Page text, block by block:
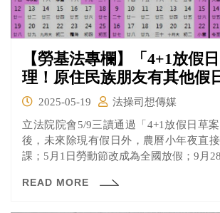
【勞基法專欄】「4+1放假
理！原住民族朋友有其他假
2025-05-19
法操司想傳媒
立法院院會5/9三讀通過「4+1放假日草
後，未來除現有假日外，農曆小年夜直
課；5月1日勞動節改成為全國放假；9月
回歸放假行列。行政院人事行政總處將於
READ MORE